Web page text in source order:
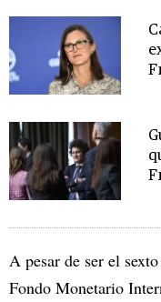
A pesar de ser el
Fondo Monetario